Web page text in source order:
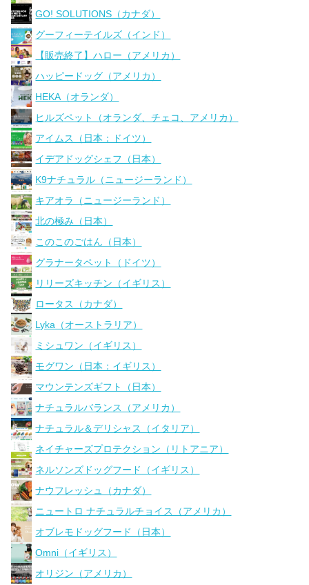
GO! SOLUTIONS（カナダ）
グーフィーテイルズ（インド）
【販売終了】ハロー（アメリカ）
ハッピードッグ（アメリカ）
HEKA（オランダ）
ヒルズペット（オランダ、チェコ、アメリカ）
アイムス（日本：ドイツ）
イデアドッグシェフ（日本）
K9ナチュラル（ニュージーランド）
キアオラ（ニュージーランド）
北の極み（日本）
このこのごはん（日本）
グラナータペット（ドイツ）
リリーズキッチン（イギリス）
ロータス（カナダ）
Lyka（オーストラリア）
ミシュワン（イギリス）
モグワン（日本：イギリス）
マウンテンズギフト（日本）
ナチュラルバランス（アメリカ）
ナチュラル＆デリシャス（イタリア）
ネイチャーズプロテクション（リトアニア）
ネルソンズドッグフード（イギリス）
ナウフレッシュ（カナダ）
ニュートロ ナチュラルチョイス（アメリカ）
オブレモドッグフード（日本）
Omni（イギリス）
オリジン（アメリカ）